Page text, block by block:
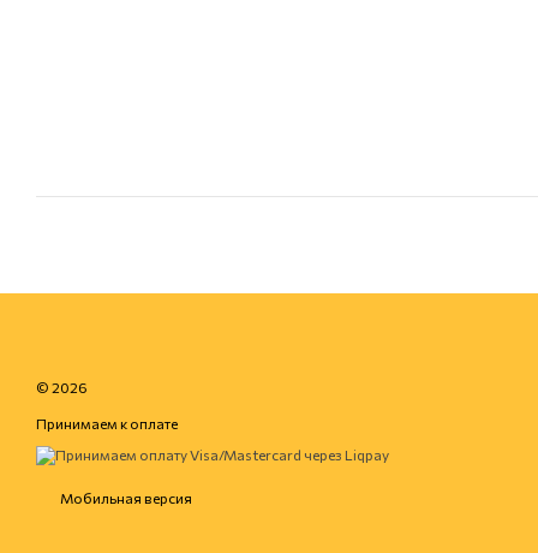
© 2026
Принимаем к оплате
Мобильная версия